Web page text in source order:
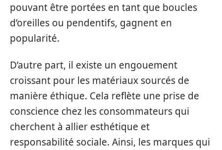
pouvant être portées en tant que boucles
d’oreilles ou pendentifs, gagnent en
popularité.
D’autre part, il existe un engouement
croissant pour les matériaux sourcés de
manière éthique. Cela reflète une prise de
conscience chez les consommateurs qui
cherchent à allier esthétique et
responsabilité sociale. Ainsi, les marques qui